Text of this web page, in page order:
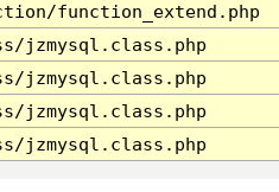
function_extend.php
jzmysql.class.php
jzmysql.class.php
jzmysql.class.php
jzmysql.class.php